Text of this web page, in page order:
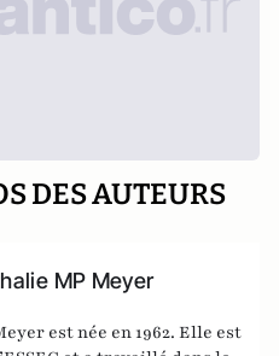
DES AUTEURS
MP Meyer
est née en 1962. Elle est